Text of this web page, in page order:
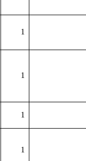
1
1
1
1